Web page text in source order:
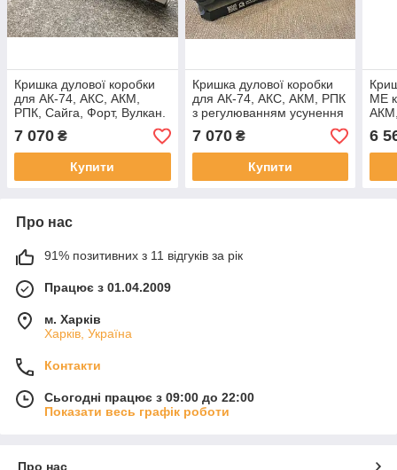
Кришка дулової коробки
для АК-74, АКС, АКМ,
РПК, Сайга, Форт, Вулкан.
7 070 ₴
Купити
Кришка дулової коробки
для АК-74, АКС, АКМ, РПК
з регулюванням усунення
люфту.
7 070₴
Купити
ME
6
Про нас
91% позитивних з 11 відгуків за рік
Працює з 01.04.2009
м. Харків
Харків, Україна
Контакти
Сьогодні працює з 09:00 до 22:00
Показати весь графік роботи
Про нас